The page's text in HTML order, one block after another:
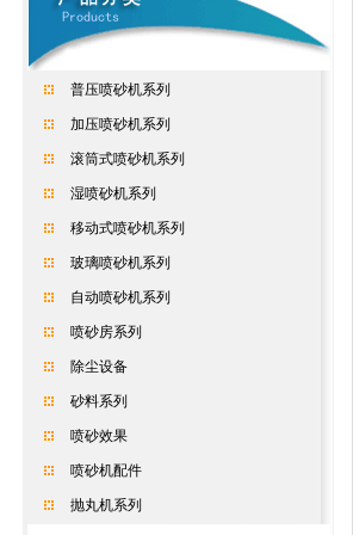
普压喷砂机系列
加压喷砂机系列
滚筒式喷砂机系列
湿喷砂机系列
移动式喷砂机系列
玻璃喷砂机系列
自动喷砂机系列
喷砂房系列
除尘设备
砂料系列
喷砂效果
喷砂机配件
抛丸机系列